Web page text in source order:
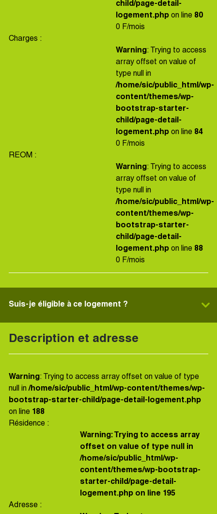
child/page-detail-
logement.php on line 80
0 F/mois
Charges :
Warning: Trying to access
array offset on value of
type null in
/home/sic/public_html/wp-
content/themes/wp-
bootstrap-starter-
child/page-detail-
logement.php on line 84
0 F/mois
REOM :
Warning: Trying to access
array offset on value of
type null in
/home/sic/public_html/wp-
content/themes/wp-
bootstrap-starter-
child/page-detail-
logement.php on line 88
0 F/mois
Suis-je éligible à ce logement ?
Description et adresse
Warning: Trying to access array offset on value of type
null in/home/sic/public_html/wp-content/themes/wp-
bootstrap-starter-child/page-detail-logement.php
on line 188
Résidence :
Warning: Trying to access array
offset on value of type null in
/home/sic/public_html/wp-
content/themes/wp-bootstrap-
starter-child/page-detail-
logement.php on line 195
Adresse :